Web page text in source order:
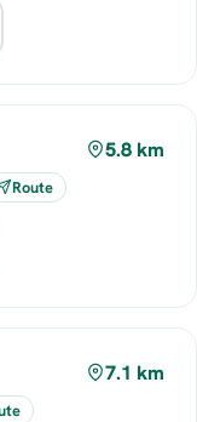
5.8 km
Route
7.1 km